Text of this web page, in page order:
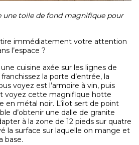
une toile de fond magnifique pour
immédiatement votre attention
l’espace ?
cuisine axée sur les lignes de
la porte d’entrée, la
voyez est l’armoire à vin, puis
voyez cette magnifique hotte
en métal noir. L’îlot sert de point
d’obtenir une dalle de granite
à la zone de 12 pieds sur quatre
la surface sur laquelle on mange et
base.